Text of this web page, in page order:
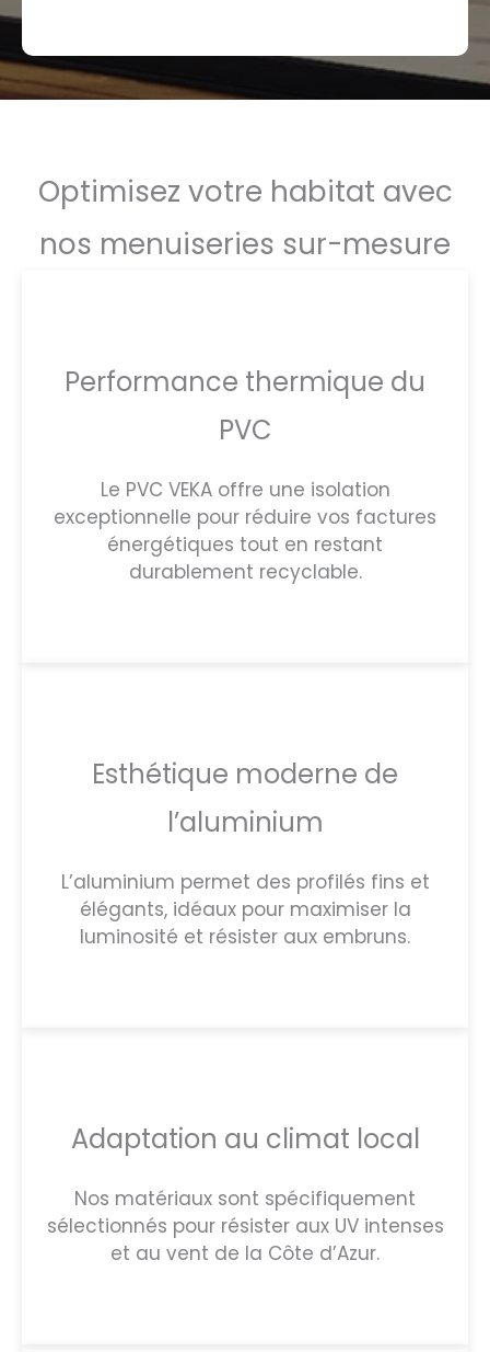
Optimisez votre habitat avec
nos menuiseries sur-mesure
Performance thermique du
PVC
Le PVC VEKA offre une isolation
exceptionnelle pour réduire vos factures
énergétiques tout en restant
durablement recyclable.
Esthétique moderne de
l’aluminium
L’aluminium permet des profilés fins et
élégants, idéaux pour maximiser la
luminosité et résister aux embruns.
Adaptation au climat local
Nos matériaux sont spécifiquement
sélectionnés pour résister aux UV intenses
et au vent de la Côte d’Azur.